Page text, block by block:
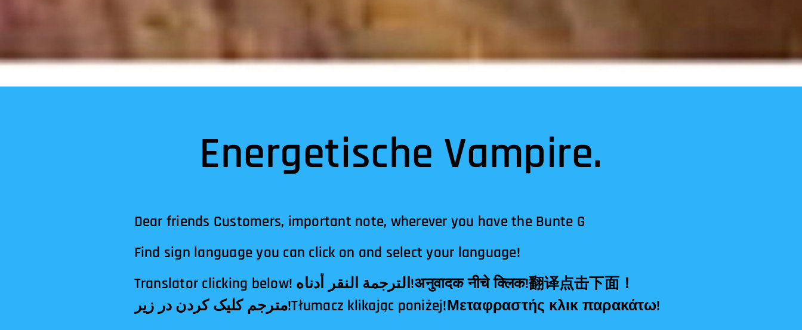
Energetische Vampire.
Dear friends Customers, important note, wherever you have the Bunte G
Find sign language you can click on and select your language!
Translator clicking below! الترجمة النقر أدناه!अनुवादक नीचे क्लिक!翻译点击下面！
مترجم کلیک کردن در زیر!Tłumacz klikając poniżej!Μεταφραστής κλικ παρακάτω!